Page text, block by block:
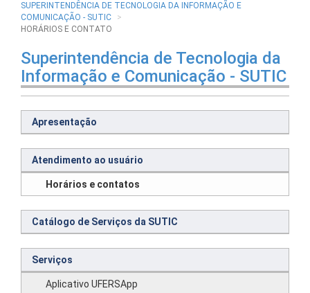
SUPERINTENDÊNCIA DE TECNOLOGIA DA INFORMAÇÃO E
COMUNICAÇÃO - SUTIC
HORÁRIOS E CONTATO
Superintendência de Tecnologia da
Informação e Comunicação - SUTIC
Apresentação
Atendimento ao usuário
Horários e contatos
Catálogo de Serviços da SUTIC
Serviços
Aplicativo UFERSApp